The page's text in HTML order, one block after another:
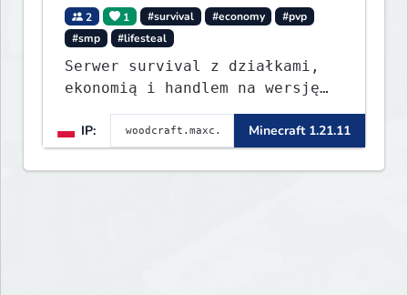
2 1 #survival #economy
#pvp
#smp
#lifesteal
Serwer survival z działkami,
ekonomią i handlem na wersję
1.8 - 26.1.1. Rekru ON
IP:
Minecraft 1.21.11